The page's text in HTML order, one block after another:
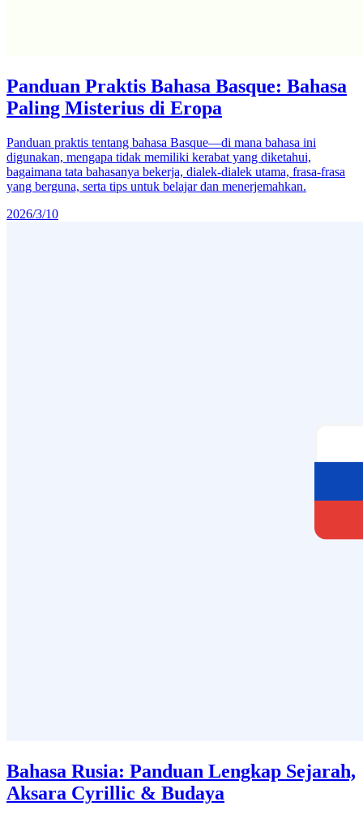
Panduan Praktis Bahasa Basque: Bahasa
Paling Misterius di Eropa
Panduan praktis tentang bahasa Basque—di mana bahasa ini
digunakan, mengapa tidak memiliki kerabat yang diketahui,
bagaimana tata bahasanya bekerja, dialek-dialek utama, frasa-frasa
yang berguna, serta tips untuk belajar dan menerjemahkan.
2026/3/10
Bahasa Rusia: Panduan Lengkap Sejarah,
Aksara Cyrillic & Budaya